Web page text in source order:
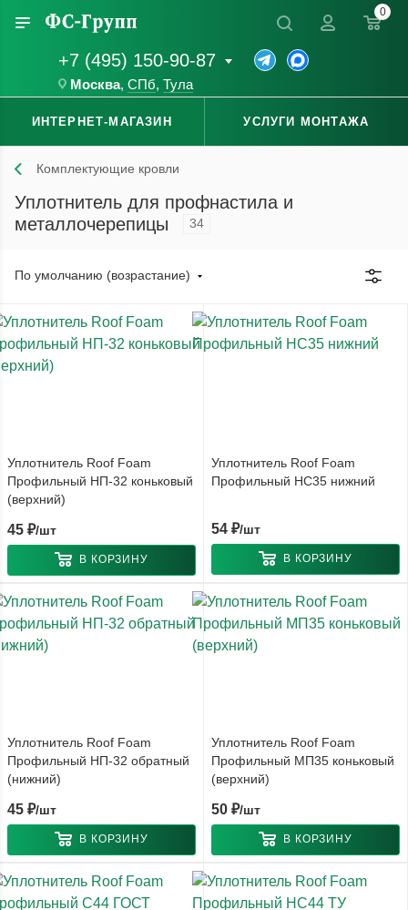
+7 (495) 150-90-87
Москва, СПб, Тула
0
ИНТЕРНЕТ-МАГАЗИН УСЛУГИ МОНТАЖА
Комплектующие кровли
Уплотнитель для профнастила и
металлочерепицы
34
По умолчанию (возрастание)
Уплотнитель Roof Foam
Профильный НП-32 коньковый
(верхний)
45 ₽/шт
В КОРЗИНУ
Уплотнитель Roof Foam
Профильный НС35 нижний
54 ₽/шт
В КОРЗИНУ
Уплотнитель Roof Foam
Профильный НП-32 обратный
(нижний)
45 ₽/шт
В КОРЗИНУ
Уплотнитель Roof Foam
Профильный МП35 коньковый
(верхний)
50 ₽/шт
В КОРЗИНУ